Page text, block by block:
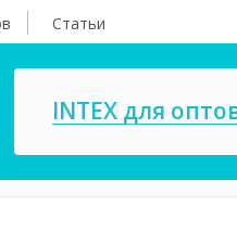
Статьи
INTEX для